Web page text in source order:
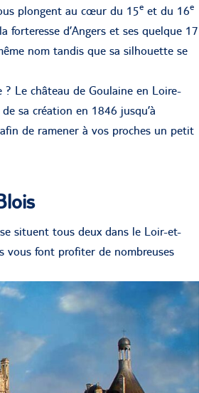
plongent au cœur du 15e et du 16e
d’Angers et ses quelque 17
nom tandis que sa silhouette se
Le château de Goulaine en Loire-
sa création en 1846 jusqu’à
de ramener à vos proches un petit
situent tous deux dans le Loir-et-
vous font profiter de nombreuses